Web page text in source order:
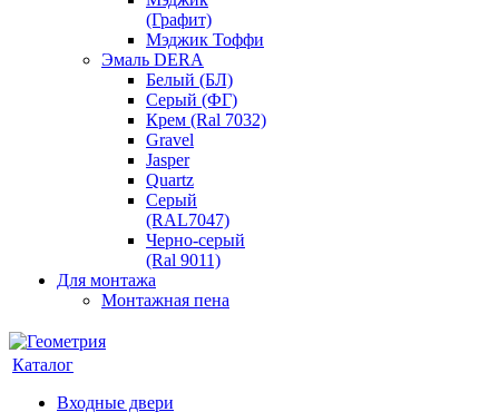
(Графит)
Мэджик Тоффи
Эмаль DERA
Белый (БЛ)
Серый (ФГ)
Крем (Ral 7032)
Gravel
Jasper
Quartz
Серый
(RAL7047)
Черно-серый
(Ral 9011)
Для монтажа
Монтажная пена
Каталог
Входные двери